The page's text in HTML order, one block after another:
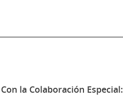
Con la Colaboración Especial: